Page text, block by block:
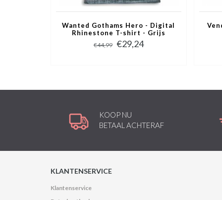
Wanted Gothams Hero - Digital
Rhinestone T-shirt - Grijs
€44,99 €29,24
KOOP NU
BETAAL ACHTERAF
KLANTENSERVICE
Klantenservice